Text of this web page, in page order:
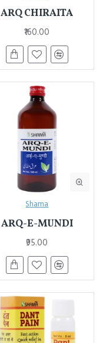
ARQ CHIRAITA
₹160.00
Shama
ARQ-E-MUNDI
₹95.00